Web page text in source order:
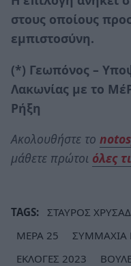
στους οποίους
εμπιστοσύνη.
(*) Γεωπόνος –
Λακωνίας με το
Ρήξη
Ακολουθήστε το
μάθετε πρώτοι όλες
TAGS: ΣΤΑΥΡΟΣ
ΜΕΡΑ 25
ΣΥΜΜΑΧΙΑ
ΕΚΛΟΓΕΣ 2023